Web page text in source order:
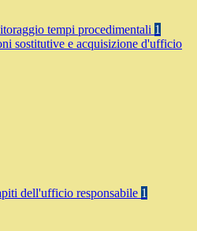
tempi procedimentali 1
sostitutive e acquisizione d'ufficio
dell'ufficio responsabile 1